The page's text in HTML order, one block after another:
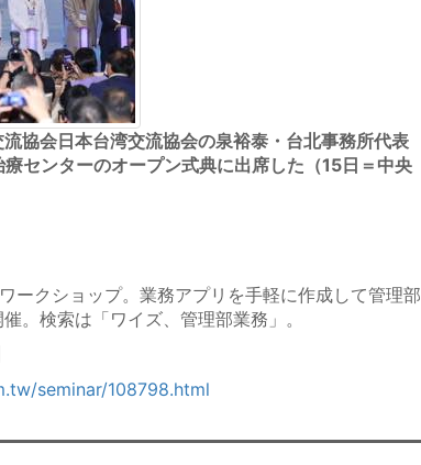
協会日本台湾交流協会の泉裕泰・台北事務所代表
療センターのオープン式典に出席した（15日＝中央
ークショップ。業務アプリを手軽に作成して管理部
。検索は「ワイズ、管理部業務」。
seminar/108798.html